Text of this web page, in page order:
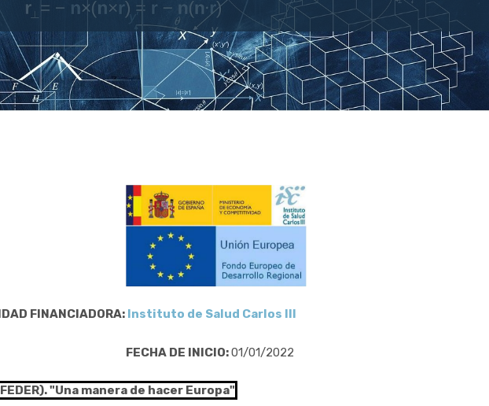
FINANCIADORA: Instituto de Salud Carlos III
FECHA DE INICIO:01/01/2022
"Una manera de hacer Europa"